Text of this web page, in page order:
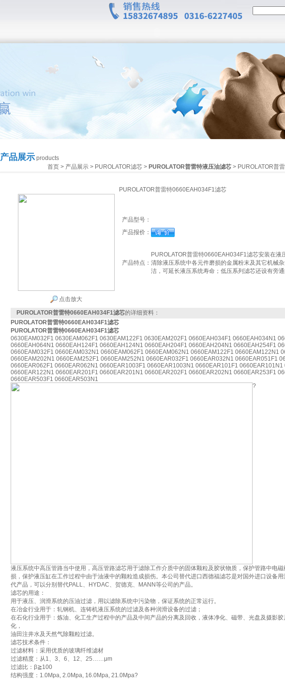
产品展示 products
首页 > 产品展示 > PUROLATOR滤芯 > PUROLATOR普雷特液压油滤芯 > PUROLATOR普
PUROLATOR普雷特0660EAH034F1滤芯
点击放大
产品型号：
产品报价：
产品特点：
PUROLATOR普雷特0660EAH034F1滤芯安装在液
清除液压系统中各元件磨损的金属粉末及其它机械
洁，可延长液压系统寿命；低压系列滤芯还设有旁通
PUROLATOR普雷特0660EAH034F1滤芯的详细资料：
PUROLATOR普雷特0660EAH034F1滤芯
PUROLATOR普雷特0660EAH034F1滤芯
0630EAM032F1 0630EAM062F1 0630EAM122F1 0630EAM202F1 0660EAH034F1 0660EAH034N1
0660EAH064N1 0660EAH124F1 0660EAH124N1 0660EAH204F1 0660EAH204N1 0660EAH254F1
0660EAM032F1 0660EAM032N1 0660EAM062F1 0660EAM062N1 0660EAM122F1 0660EAM122N1
0660EAM202N1 0660EAM252F1 0660EAM252N1 0660EAR032F1 0660EAR032N1 0660EAR051F1
0660EAR062F1 0660EAR062N1 0660EAR1003F1 0660EAR1003N1 0660EAR101F1 0660EAR101N1
0660EAR122N1 0660EAR201F1 0660EAR201N1 0660EAR202F1 0660EAR202N1 0660EAR253F1
0660EAR503F1 0660EAR503N1
?
液压系统中高压管路当中使用，高压管路滤芯用于滤除工作介质中的固体颗粒及胶状物质，保护管路中电
损，保护液压缸在工作过程中由于油液中的颗粒造成损伤。本公司替代进口西德福滤芯是对国外进口设备
代产品，可以分别替代PALL、HYDAC、贺德克、MANN等公司的产品。
滤芯的用途：
用于液压、润滑系统的压油过滤，用以滤除系统中污染物，保证系统的正常运行。
在冶金行业用于：轧钢机、连铸机液压系统的过滤及各种润滑设备的过滤；
在石化行业用于：炼油、化工生产过程中的产品及中间产品的分离及回收，液体净化、磁带、光盘及摄影
化，
油田注井水及天然气除颗粒过滤。
滤芯技术条件：
过滤材料：采用优质的玻璃纤维滤材
过滤精度：从1、3、6、12、25……μm
过滤比：β≧100
结构强度：1.0Mpa, 2.0Mpa, 16.0Mpa, 21.0Mpa?